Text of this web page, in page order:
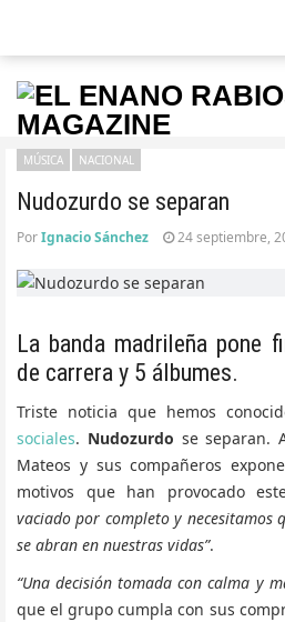
Nudozurdo se separan
MÚSICA NACIONAL
PorIgnacio Sánchez 24 septiembre,
La banda madrileña pone
de carrera y 5 álbumes.
Triste noticia que hemos
sociales. Nudozurdo se separan.
Mateos y sus compañeros
motivos que han provocado
vaciado por completo y necesitamos
se abran en nuestras vidas”.
“Una decisión tomada con calma y
que el grupo cumpla con sus